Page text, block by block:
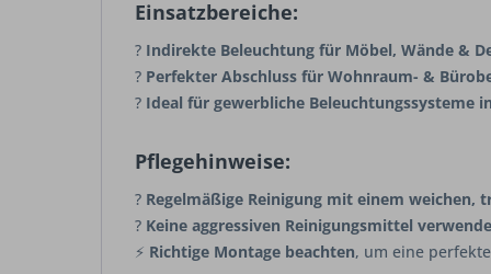
Einsatzbereiche:
? Indirekte Beleuchtung für Möbel, Wände &
? Perfekter Abschluss für Wohnraum- &
? Ideal für gewerbliche Beleuchtungssysteme
Pflegehinweise:
? Regelmäßige Reinigung mit einem weichen,
? Keine aggressiven Reinigungsmittel
⚡ Richtige Montage beachten, um eine